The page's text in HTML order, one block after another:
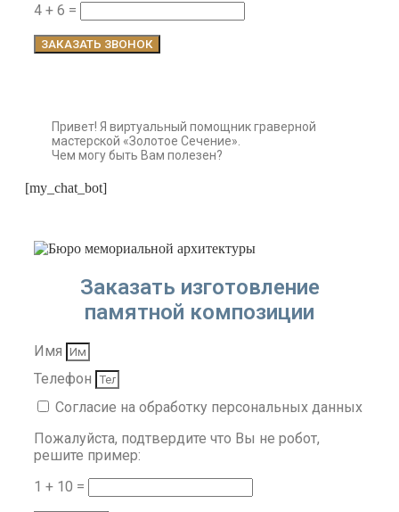
4 + 6 =
ЗАКАЗАТЬ ЗВОНОК
Привет! Я виртуальный помощник граверной
мастерской «Золотое Сечение».
Чем могу быть Вам полезен?
[my_chat_bot]
Заказать изготовление
памятной композиции
Имя
Телефон
Согласие на обработку персональных данных
Пожалуйста, подтвердите что Вы не робот,
решите пример:
1 + 10 =